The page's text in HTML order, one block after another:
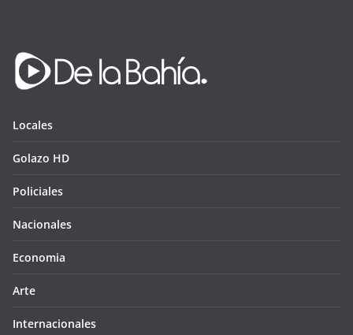
Locales
Golazo HD
Policiales
Nacionales
Economia
Arte
Internacionales